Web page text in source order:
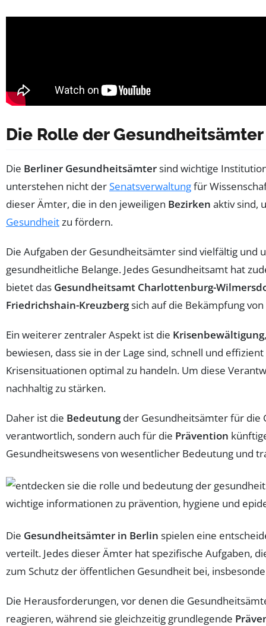
Die Rolle der
Die Berliner Gesundheitsämtersind wichtige
unterstehen nicht derSenatsverwaltungfür
dieser Ämter, die in den jeweiligen Bezirken aktiv sind,
Gesundheitzu fördern.
Die Aufgaben der Gesundheitsämter sind vielfältig
gesundheitliche Belange. Jedes Gesundheitsamt hat
bietet das Gesundheitsamt Charlottenburg-
Friedrichshain-Kreuzbergsich auf die Bekämpfung
Ein weiterer zentraler Aspekt ist die Krisenbewältigung
bewiesen, dass sie in der Lage sind, schnell und
Krisensituationen optimal zu handeln. Um diese
nachhaltig zu stärken.
Daher ist die Bedeutungder Gesundheitsämter für die
verantwortlich, sondern auch für die Prävention
Gesundheitswesens von wesentlicher Bedeutung und
Die Gesundheitsämter in Berlin spielen eine
verteilt. Jedes dieser Ämter hat spezifische Aufgaben,
zum Schutz der öffentlichen Gesundheit bei,
Die Herausforderungen, vor denen die
reagieren, während sie gleichzeitig grundlegende